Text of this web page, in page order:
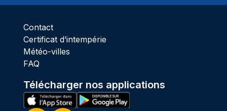
Contact
Certificat d’intempérie
Météo-villes
FAQ
Télécharger nos applications